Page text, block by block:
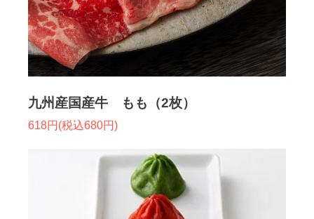
九州産国産牛 もも（2枚）
618円(税込680円)